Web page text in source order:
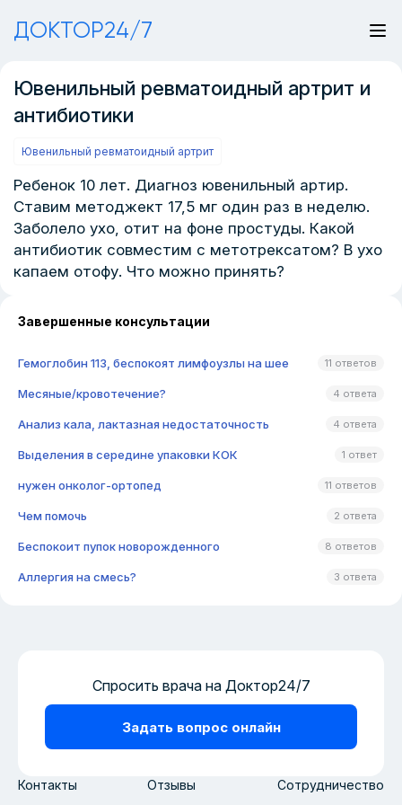
ДОКТОР24/7
Ювенильный ревматоидный артрит и
антибиотики
Ювенильный ревматоидный артрит
Ребенок 10 лет. Диагноз ювенильный артир.
Ставим методжект 17,5 мг один раз в неделю.
Заболело ухо, отит на фоне простуды. Какой
антибиотик совместим с метотрексатом? В ухо
капаем отофу. Что можно принять?
Завершенные консультации
Гемоглобин 113, беспокоят лимфоузлы на шее 11 ответов
Месяные/кровотечение? 4 ответа
Анализ кала, лактазная недостаточность 4 ответа
Выделения в середине упаковки КОК 1 ответ
нужен онколог-ортопед 11 ответов
Чем помочь 2 ответа
Беспокоит пупок новорожденного 8 ответов
Аллергия на смесь? 3 ответа
Контакты Отзывы Сотрудничество
Спросить врача на Доктор24/7
Задать вопрос онлайн